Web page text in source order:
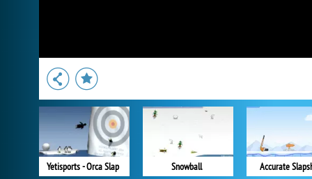
Yetisports - Orca Slap Snowball Accurate